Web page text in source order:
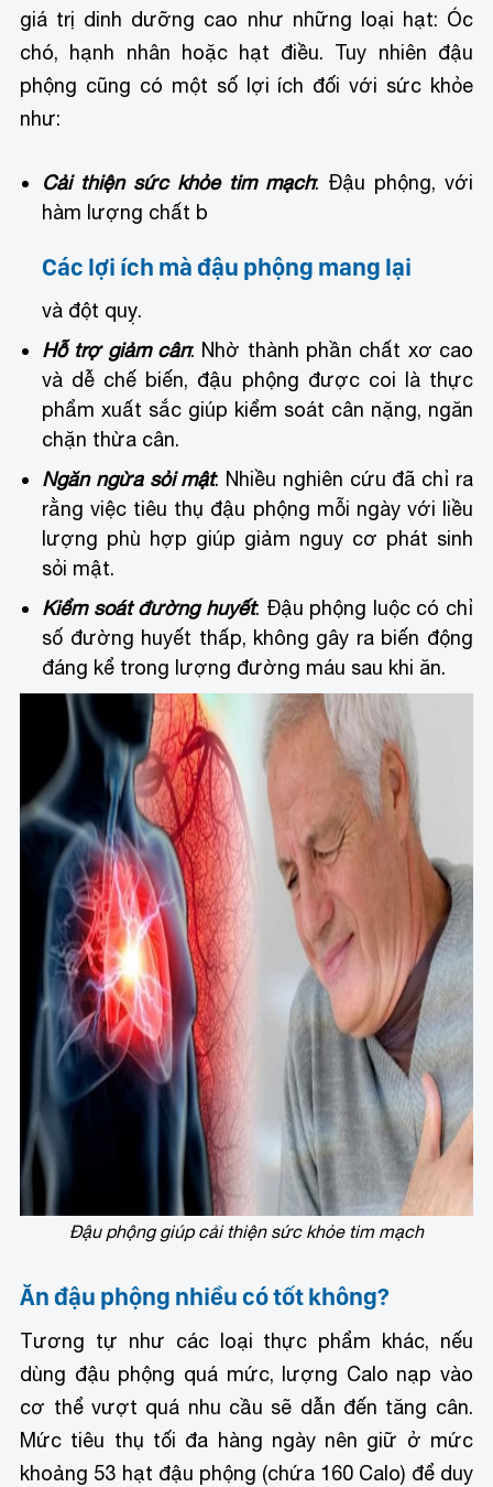
giá trị dinh dưỡng cao như những loại hạt: Óc
chó, hạnh nhân hoặc hạt điều. Tuy nhiên đậu
phộng cũng có một số lợi ích đối với sức khỏe
như:
Cải thiện sức khỏe tim mạch: Đậu phộng, với
hàm lượng chất b
Các lợi ích mà đậu phộng mang lại
và đột quỵ.
Hỗ trợ giảm cân: Nhờ thành phần chất xơ cao
và dễ chế biến, đậu phộng được coi là thực
phẩm xuất sắc giúp kiểm soát cân nặng, ngăn
chặn thừa cân.
Ngăn ngừa sỏi mật: Nhiều nghiên cứu đã chỉ ra
rằng việc tiêu thụ đậu phộng mỗi ngày với liều
lượng phù hợp giúp giảm nguy cơ phát sinh
sỏi mật.
Kiểm soát đường huyết: Đậu phộng luộc có chỉ
số đường huyết thấp, không gây ra biến động
đáng kể trong lượng đường máu sau khi ăn.
Đậu phộng giúp cải thiện sức khỏe tim mạch
Ăn đậu phộng nhiều có tốt không?
Tương tự như các loại thực phẩm khác, nếu
dùng đậu phộng quá mức, lượng Calo nạp vào
cơ thể vượt quá nhu cầu sẽ dẫn đến tăng cân.
Mức tiêu thụ tối đa hàng ngày nên giữ ở mức
khoảng 53 hạt đậu phộng (chứa 160 Calo) để duy